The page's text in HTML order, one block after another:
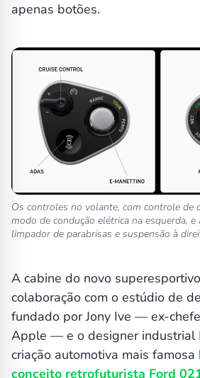
apenas botões.
Os controles no volante, com controle de
modo de condução elétrica na esquerda, e
limpador de parabrisas e suspensão à
A cabine do novo
colaboração com o estúdio de
fundado por Jony Ive — ex-
Apple — e o designer industrial
criação automotiva mais famosa
conceito retrofuturista Ford